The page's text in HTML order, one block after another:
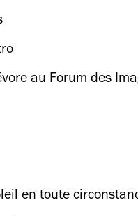
au Forum des
en toute